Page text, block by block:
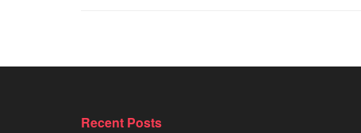
Recent Posts